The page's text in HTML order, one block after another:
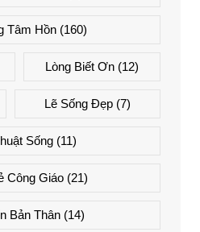
Tâm Hồn (160)
Lòng Biết Ơn(12)
Lẽ Sống Đẹp(7)
Sống (11)
Công Giáo (21)
Bản Thân (14)